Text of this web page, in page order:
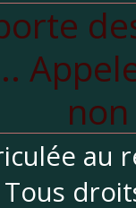
au